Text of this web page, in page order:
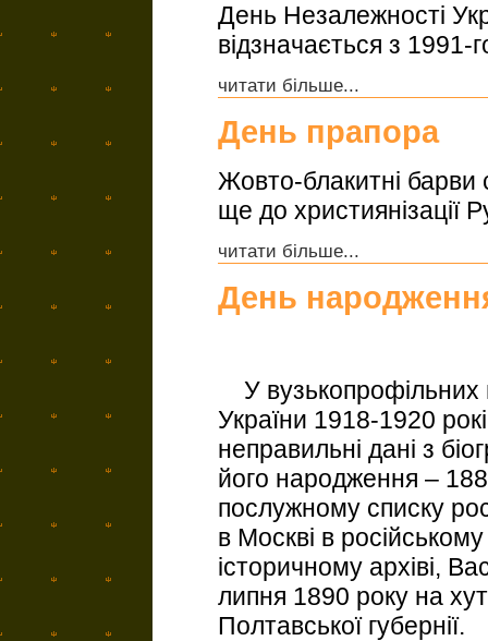
День Незалежності
відзначається з
читати більше...
День прапора
Жовто-блакитні барви
ще до християнізації
читати більше...
День
У вузькопрофільних
України 1918-1920
неправильні дані з
його народження –
послужному списку
в Москві в
історичному архіві,
липня 1890 року на
Полтавської губернії.